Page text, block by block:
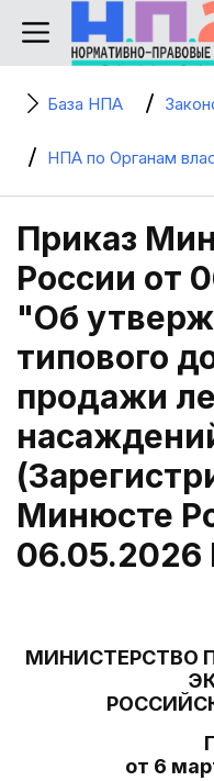
База НПА
НПА по Органам
Приказ
России от
"Об
типового
продажи
Минюсте
06.05.2026
МИНИСТЕРСТВО
от 6